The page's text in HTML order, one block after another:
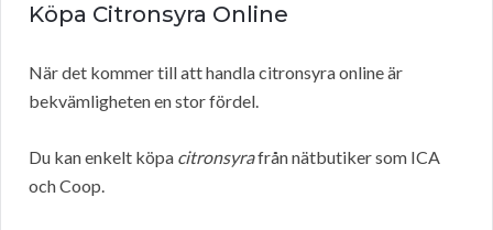
Köpa Citronsyra Online
När det kommer till att handla citronsyra online är
bekvämligheten en stor fördel.
Du kan enkelt köpa citronsyrafrån nätbutiker som ICA
och Coop.